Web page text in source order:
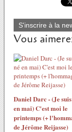
S'inscrire à la
Vous
Daniel Darc - (Je
en mai) C'est moi le
printemps (+
de Jérôme Reijasse)